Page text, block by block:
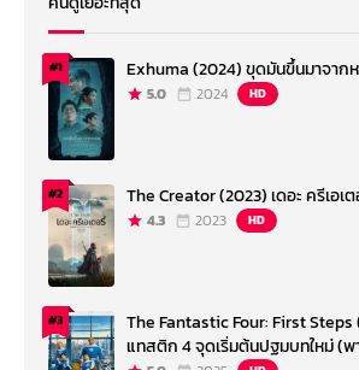
#1 Exhuma (2024) ขุดมันขึ้นมาจาก
5.0 2024 HD
#2 The Creator (2023) เดอะ ครีเอเ
4.3 2023 HD
#3
The Fantastic Four: First Steps
แทสติก 4 จุดเริ่มต้นปฐมบทใหม่ (พ